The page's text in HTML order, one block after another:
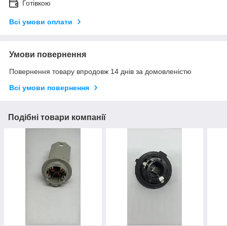
Готівкою
Всі умови оплати
Умови повернення
Повернення товару впродовж 14 днів за домовленістю
Всі умови повернення
Подібні товари компанії